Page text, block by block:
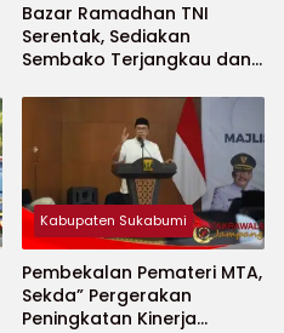
Bazar Ramadhan TNI
Serentak, Sediakan
Sembako Terjangkau dan
Kabupaten Sukabumi
Pembekalan Pemateri MTA,
Sekda” Pergerakan
Peningkatan Kinerja